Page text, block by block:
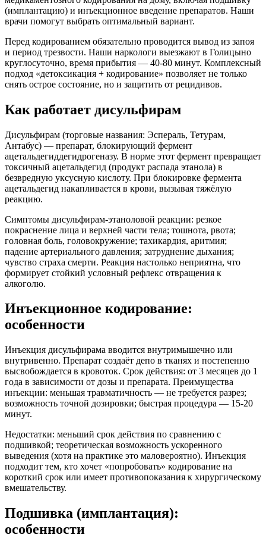
(имплантацию) и инъекционное введение препаратов. Наши
врачи помогут выбрать оптимальный вариант.
Перед кодированием обязательно проводится вывод из запоя
и период трезвости. Наши наркологи выезжают в Голицыно
круглосуточно, время прибытия — 40-80 минут. Комплексный
подход «детоксикация + кодирование» позволяет не только
снять острое состояние, но и защитить от рецидивов.
Как работает дисульфирам
Дисульфирам (торговые названия: Эспераль, Тетурам,
Антабус) — препарат, блокирующий фермент
ацетальдегиддегидрогеназу. В норме этот фермент превращает
токсичный ацетальдегид (продукт распада этанола) в
безвредную уксусную кислоту. При блокировке фермента
ацетальдегид накапливается в крови, вызывая тяжёлую
реакцию.
Симптомы дисульфирам-этаноловой реакции: резкое
покраснение лица и верхней части тела; тошнота, рвота;
головная боль, головокружение; тахикардия, аритмия;
падение артериального давления; затруднение дыхания;
чувство страха смерти. Реакция настолько неприятна, что
формирует стойкий условный рефлекс отвращения к
алкоголю.
Инъекционное кодирование:
особенности
Инъекция дисульфирама вводится внутримышечно или
внутривенно. Препарат создаёт депо в тканях и постепенно
высвобождается в кровоток. Срок действия: от 3 месяцев до 1
года в зависимости от дозы и препарата. Преимущества
инъекции: меньшая травматичность — не требуется разрез;
возможность точной дозировки; быстрая процедура — 15-20
минут.
Недостатки: меньший срок действия по сравнению с
подшивкой; теоретическая возможность ускоренного
выведения (хотя на практике это маловероятно). Инъекция
подходит тем, кто хочет «попробовать» кодирование на
короткий срок или имеет противопоказания к хирургическому
вмешательству.
Подшивка (имплантация):
особенности